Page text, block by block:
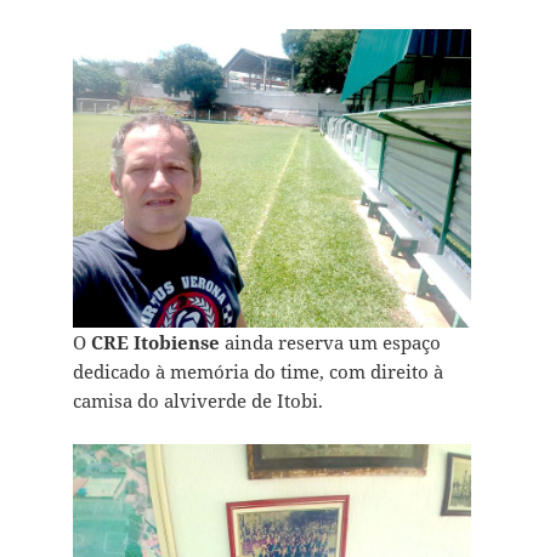
O CRE Itobiense ainda reserva um espaço
dedicado à memória do time, com direito à
camisa do alviverde de Itobi.